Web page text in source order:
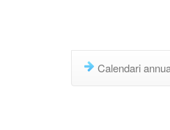
Calendari